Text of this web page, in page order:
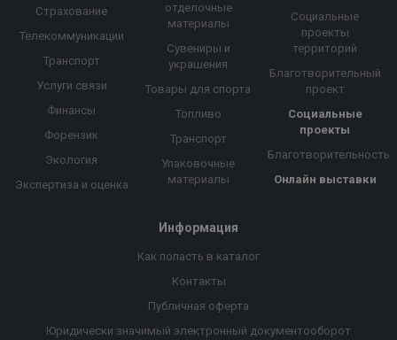
Страхование
Телекоммуникации
Транспорт
Услуги связи
Финансы
Форензик
Экология
Экспертиза и оценка
отделочные
материалы
Сувениры и
украшения
Товары для спорта
Топливо
Транспорт
Упаковочные
материалы
Социальные
проекты
территорий
Благотворительный
проект
Социальные
проекты
Благотворительность
Онлайн выставки
Информация
Как попасть в каталог
Контакты
Публичная оферта
Юридически значимый электронный документооборот